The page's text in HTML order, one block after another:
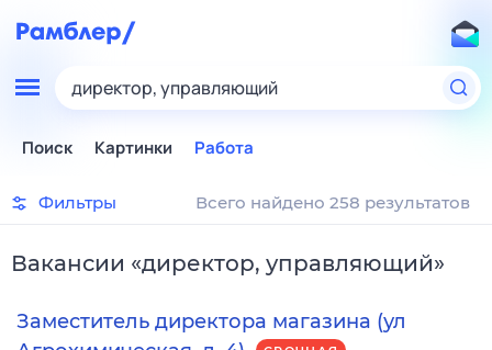
директор, управляющий
Поиск Картинки Работа
Фильтры Всего найдено 258 результатов
Вакансии «директор, управляющий»
Заместитель директора магазина (ул